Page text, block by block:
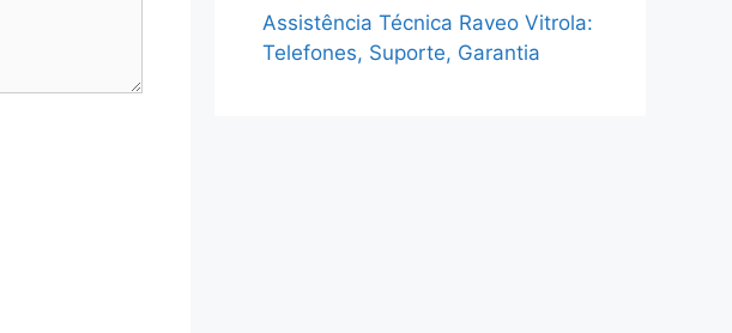
Assistência Técnica Raveo Vitrola:
Telefones, Suporte, Garantia